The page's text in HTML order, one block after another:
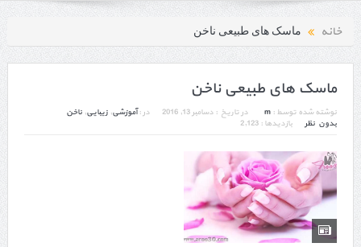
خانه ماسک های طبیعی ناخن
ماسک های طبیعی ناخن
نوشته شده توسط : m در تاریخ : دسامبر 13, 2016 در :آموزشی, زیبایی, ناخن
بدون نظر
بازدیدها : 2,123